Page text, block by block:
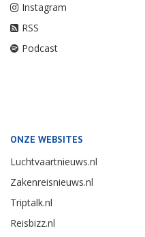
Instagram
RSS
Podcast
ONZE WEBSITES
Luchtvaartnieuws.nl
Zakenreisnieuws.nl
Triptalk.nl
Reisbizz.nl